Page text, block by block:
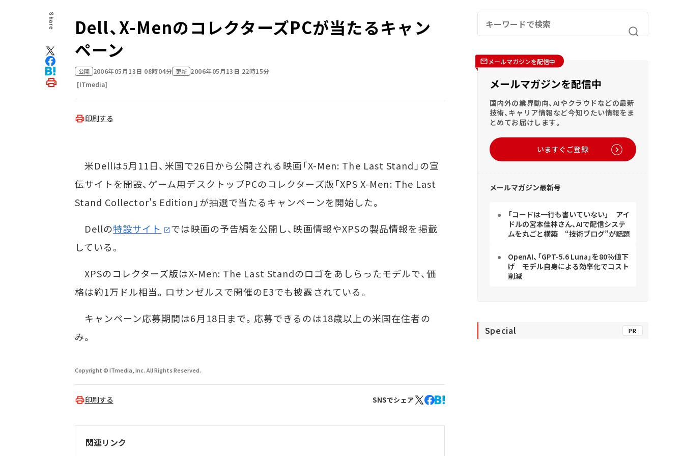
Share
Dell、X-MenのコレクターズPCが当たるキャン
ペーン
公開 2006年05月13日 08時04分 更新 2006年05月13日 22時15分
[ITmedia]
印刷する
米Dellは5月11日、米国で26日から公開される映画「X-Men: The Last Stand」の宣
伝サイトを開設、ゲーム用デスクトップPCのコレクターズ版「XPS X-Men: The Last
Stand Collector's Edition」が抽選で当たるキャンペーンを開始した。
Dellの特設サイト
では映画の予告編を公開し、映画情報やXPSの製品情報を掲載
している。
XPSのコレクターズ版はX-Men: The Last Standのロゴをあしらったモデルで、価
格は約1万ドル相当。ロサンゼルスで開催のE3でも披露されている。
キャンペーン応募期間は6月18日まで。応募できるのは18歳以上の米国在住者の
み。
Copyright © ITmedia, Inc. All Rights Reserved.
印刷する SNSでシェア
関連リンク
メールマガジンを配信中
メールマガジンを配信中
国内外の業界動向、AIやクラウドなどの最新
技術、キャリア情報など今知りたい情報をま
とめてお届けします。
いますぐご登録
メールマガジン最新号
「コードは一行も書いていない」 アイ
ドルの宮本佳林さん、AIで配信システ
ムを丸ごと構築 “技術ブログ”が話題
OpenAI、「GPT-5.6 Luna」を80％値下
げ モデル自身による効率化でコスト
削減
Special PR